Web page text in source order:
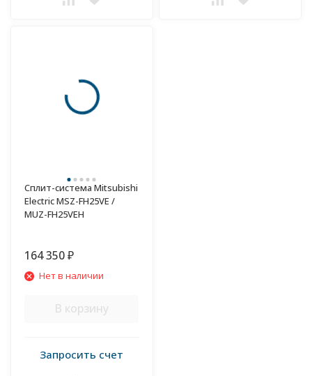
Сплит-система Mitsubishi
Electric MSZ-FH25VE /
MUZ-FH25VEH
164 350 ₽
Нет в наличии
В корзину
Запросить счет